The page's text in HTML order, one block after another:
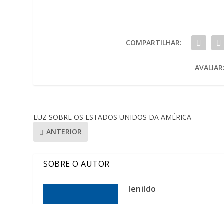
COMPARTILHAR:
LUZ SOBRE OS ESTADOS UNIDOS DA AMÉRICA
ANTERIOR
SOBRE O AUTOR
lenildo